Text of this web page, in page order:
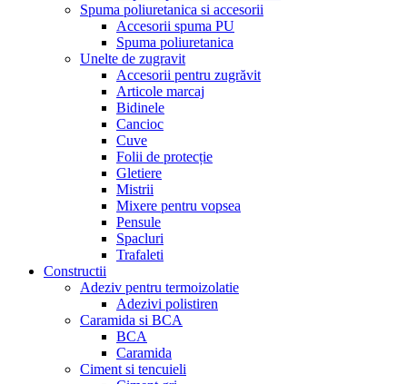
Spuma poliuretanica si accesorii
Accesorii spuma PU
Spuma poliuretanica
Unelte de zugravit
Accesorii pentru zugrăvit
Articole marcaj
Bidinele
Cancioc
Cuve
Folii de protecție
Gletiere
Mistrii
Mixere pentru vopsea
Pensule
Spacluri
Trafaleti
Constructii
Adeziv pentru termoizolatie
Adezivi polistiren
Caramida si BCA
BCA
Caramida
Ciment si tencuieli